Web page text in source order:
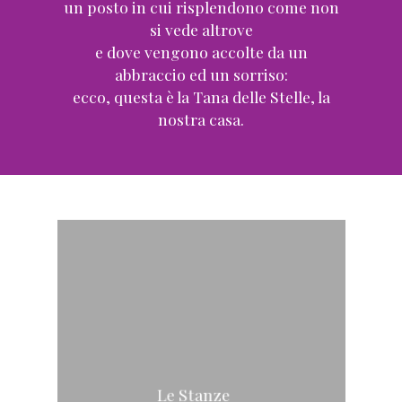
un posto in cui risplendono come non
si vede altrove
e dove vengono accolte da un
abbraccio ed un sorriso:
ecco, questa è la Tana delle Stelle, la
nostra casa.
Le Stanze